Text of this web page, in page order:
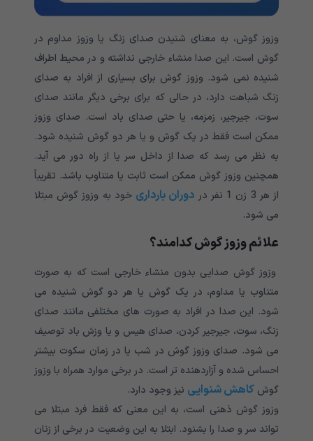
وزوز گوش، به معنای شنیدن صدای زنگ یا وزوز مداوم در
گوش است. این صدا منشاء خارجی نداشته و در محیط اطراف
شنیده نمی شود. وزوز گوش برای بسیاری از افراد به صدای
زنگ شباهت دارد، در حالی که برای برخی دیگر مانند صدای
سوت، جیرجیر، زمزمه، یا حتی صدای باد است. صدای وزوز
ممکن است فقط در یک گوش و یا هر دو گوش شنیده شود.
به نظر می رسد که صدا از داخل سر یا از راه دور می آید.
همچنین وزوز گوش ممکن است ثابت یا متناوب باشد. تقریباً
از هر 3 زن 1 نفر در
دوران بارداری خود به وزوز گوش مبتلا
می شود.
علائم وزوز گوش کدامند؟
وزوز گوش صدایی بدون منشاء خارجی است که به صورت
متناوب یا مداوم، در یک گوش یا هر دو گوش شنیده می
شود. این صدا در افراد به صورت های مختلفی مانند صدای
زنگ، سوت، جیرجیر کردن، صدای هیس و یا وزش باد توصیف
می شود. صدای وزوز گوش در شب یا در زمان سکوت بیشتر
احساس شده و آزاردهنده تر است. در برخی موارد همراه با وزوز
گوش کاهش شنوایی نیز وجود دارد.
وزوز گوش ذهنی است، به این معنی که فقط فرد مبتلا می
تواند سر و صدا را بشنود. ابتلا به این وضعیت در برخی از زنان